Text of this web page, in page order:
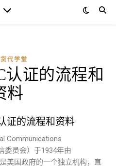
代学堂
认证的流程和
料
证的流程和资料
Communications
委员会）于1934年由
美国政府的一个独立机构，直